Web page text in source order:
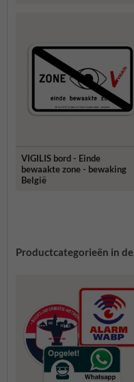
VIGILIS bord - Einde
bewaakte zone - bewaking
België
Productcategorieën in